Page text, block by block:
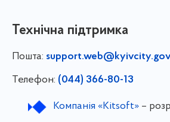
Технічна підтримка
Пошта:
Телефон: (044) 366-80-13
Компанія «Kitsoft»–